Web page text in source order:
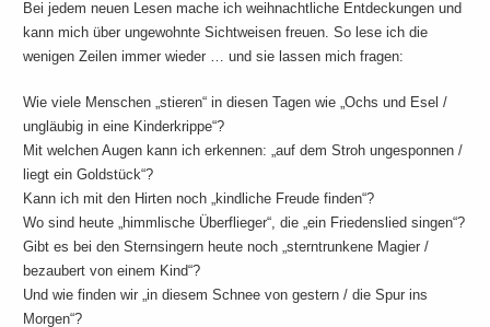
Bei jedem neuen Lesen mache ich weihnachtliche Entdeckungen und
kann mich über ungewohnte Sichtweisen freuen. So lese ich die
wenigen Zeilen immer wieder … und sie lassen mich fragen:
Wie viele Menschen „stieren“ in diesen Tagen wie „Ochs und Esel /
ungläubig in eine Kinderkrippe“?
Mit welchen Augen kann ich erkennen: „auf dem Stroh ungesponnen /
liegt ein Goldstück“?
Kann ich mit den Hirten noch „kindliche Freude finden“?
Wo sind heute „himmlische Überflieger“, die „ein Friedenslied singen“?
Gibt es bei den Sternsingern heute noch „sterntrunkene Magier /
bezaubert von einem Kind“?
Und wie finden wir „in diesem Schnee von gestern / die Spur ins
Morgen“?